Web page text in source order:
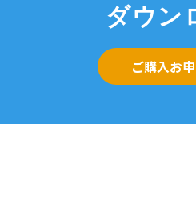
ダウン
ご購入お